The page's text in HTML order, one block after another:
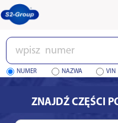
Wpisz
numer
NUMER NAZWA VIN
ZNAJDŹ CZĘŚCI